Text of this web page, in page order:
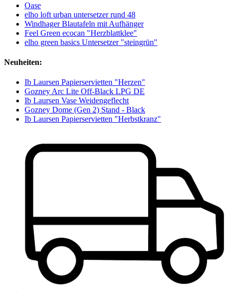
Oase
elho loft urban untersetzer rund 48
Windhager Blautafeln mit Aufhänger
Feel Green ecocan "Herzblattklee"
elho green basics Untersetzer "steingrün"
Neuheiten:
Ib Laursen Papierservietten "Herzen"
Gozney Arc Lite Off-Black LPG DE
Ib Laursen Vase Weidengeflecht
Gozney Dome (Gen 2) Stand - Black
Ib Laursen Papierservietten "Herbstkranz"